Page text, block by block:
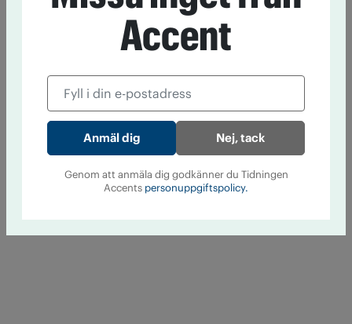
Accent
Nej, tack
Genom att anmäla dig godkänner du Tidningen
Accents personuppgiftspolicy.